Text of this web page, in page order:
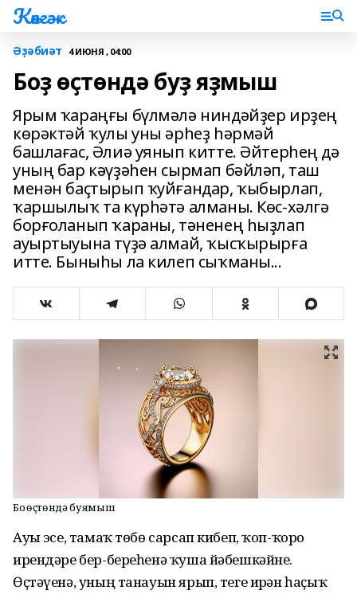
Көнгәк
Әҙәбиәт 4 ИЮНЯ , 04:00
Боҙ өҫтөндә буҙ яҙмыш
Ярым ҡараңғы бүлмәлә ниндәйҙер ирҙең
көрәктәй ҡулы уны әрһеҙ һәрмәй
башлағас, Әлиә уянып китте. Әйтерһең дә
уның бар кәүҙәһен сырмап бәйләп, таш
менән баҫтырып ҡуйғандар, ҡыбырлап,
ҡаршылыҡ та күрһәтә алманы. Көс-хәлгә
борғоланып ҡараны, тәненең һыҙлап
ауыртыуына түҙә алмай, ҡысҡырырға
итте. Быныһы ла килеп сыҡманы...
Боҙ өҫтөндә буҙ яҙмыш
Ауыҙ эсе, тамаҡ төбө сарсап кибеп, ҡоп-ҡоро
ирендәре бер-береһенә ҡуша йәбешкәйне.
Өҫтәүенә, уның танауын ярып, теге ирҙән һаҫыҡ